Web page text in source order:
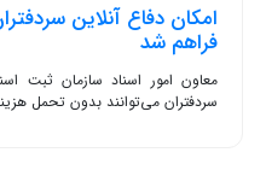
امکان دفاع آنلاین
فراهم شد
معاون امور اسناد سازمان ثبت
سردفتران می‌توانند بدون تحمل